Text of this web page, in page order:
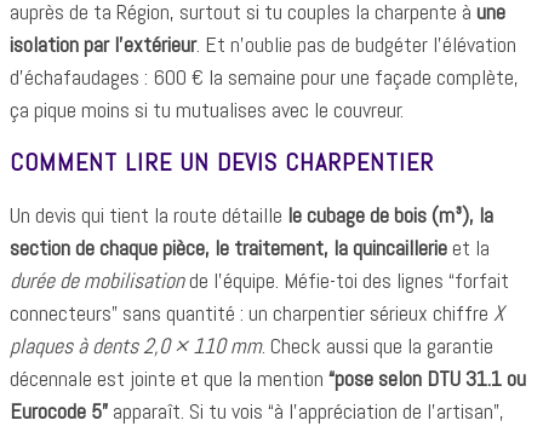
auprès de ta Région, surtout si tu couples la charpente à une
isolation par l’extérieur. Et n’oublie pas de budgéter l’élévation
d’échafaudages : 600 € la semaine pour une façade complète,
ça pique moins si tu mutualises avec le couvreur.
COMMENT LIRE UN DEVIS CHARPENTIER
Un devis qui tient la route détaille le cubage de bois (m³), la
section de chaque pièce, le traitement, la quincaillerieet la
durée de mobilisationde l’équipe. Méfie-toi des lignes “forfait
connecteurs” sans quantité : un charpentier sérieux chiffre X
plaques à dents 2,0 × 110 mm. Check aussi que la garantie
décennale est jointe et que la mention “pose selon DTU 31.1 ou
Eurocode 5” apparaît. Si tu vois “à l’appréciation de l’artisan”,